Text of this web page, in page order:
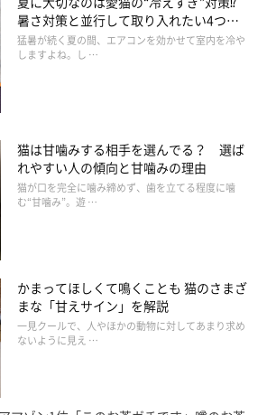
ー
る猫たちにだけ見られるものなのでしょ
1973年にはドイツの動物学者が報告して
れます。
暑さ対策と並行して取り入れたい4つの
工夫
猛暑が続く夏の間、エアコンを効かせて室内を冷や
しますよね。し …
猫は甘噛みする相手を選んでる？ 選ば
れやすい人の傾向と甘噛みの理由
猫が口を完全に噛み締めず、歯を立てる程度に噛
む“甘噛み”。遊 …
かまってほしくて鳴くことも 猫のさまざ
まな「甘えサイン」を解説
一見クールで、人やほかの動物に対してあまり求め
ないように見え …